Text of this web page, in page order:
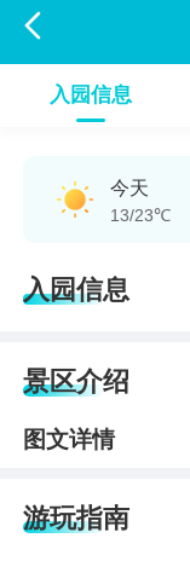

入园信息
今天
13/23℃
入园信息
景区介绍
图文详情
游玩指南